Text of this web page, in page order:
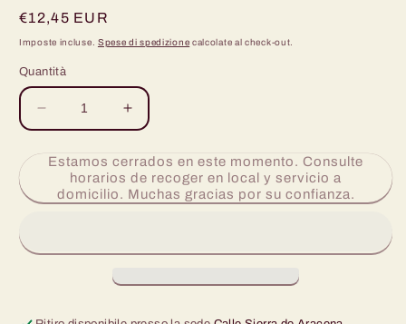
Prezzo
di
€12,45 EUR
Imposte incluse. Spese di spedizione calcolate al check-out.
Quantità
Diminuisci
quantità
per
Pinsa
Del
Tamaño
Aumenta
quantità
Pinsa
Del
Tamaño
cm
Estamos cerrados en este momento. Consulte
horarios de recoger en local y servicio a
domicilio. Muchas gracias por su confianza.